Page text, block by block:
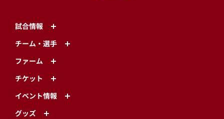
試合情報
チーム・選手
ファーム
チケット
イベント情報
グッズ